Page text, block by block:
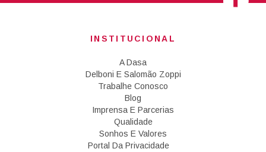
INSTITUCIONAL
A Dasa
Delboni E Salomão Zoppi
Trabalhe Conosco
Blog
Imprensa E Parcerias
Qualidade
Sonhos E Valores
Portal Da Privacidade